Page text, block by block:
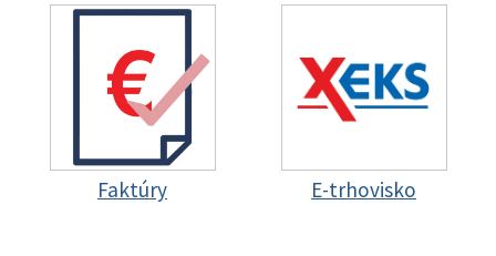
Faktúry E-trhovisko